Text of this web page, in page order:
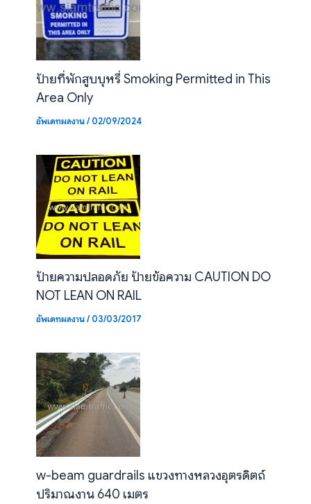
ป้ายที่พักสูบบุหรี่ Smoking Permitted in This
Area Only
อัพเดทผลงาน/02/09/2024
ป้ายความปลอดภัย ป้ายข้อความ CAUTION DO
NOT LEAN ON RAIL
อัพเดทผลงาน/03/03/2017
w-beam guardrails แขวงทางหลวงอุตรดิตถ์
ปริมาณงาน 640 เมตร